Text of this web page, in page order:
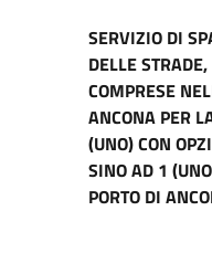
SERVIZIO DI
DELLE
COMPRESE
ANCONA PER
(UNO) CON
SINO AD 1
PORTO DI